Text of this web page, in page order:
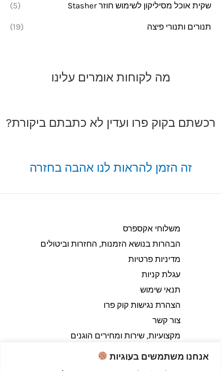
אנחנו משתמשים בעוגיות
שקית אוכל מסיליקון לשימוש חוזר Stasher (5)
תנורים ותנורי פיצה (19)
מה לקוחות אומרים עלינו
רכשתם בקוק פרו ועדין לא כתבתם ביקורת?
זה הזמן להראות לנו אהבה בחזרה
משלוחי אקספרס
הבהרות בנושא הזמנות, החזרות וביטולים​
מדיניות פרטיות
עגלת קניות
תנאי שימוש
הצהרת נגישות קוק פרו
צור קשר
מקצועיות, שירות ומחירים הוגנים